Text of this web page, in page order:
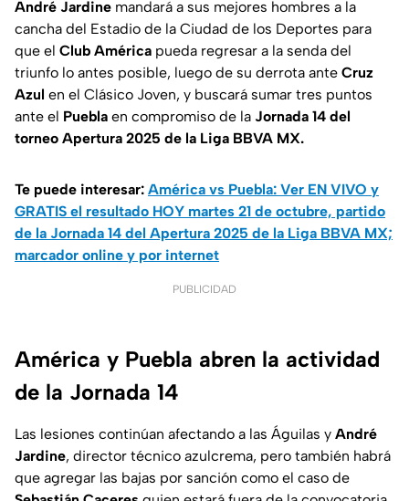
André Jardine mandará a sus mejores hombres a la
cancha del Estadio de la Ciudad de los Deportes para
que el Club América pueda regresar a la senda del
triunfo lo antes posible, luego de su derrota ante Cruz
Azul en el Clásico Joven, y buscará sumar tres puntos
ante el Puebla en compromiso de la Jornada 14 del
torneo Apertura 2025 de la Liga BBVA MX.
Te puede interesar: América vs Puebla: Ver EN VIVO y
GRATIS el resultado HOY martes 21 de octubre, partido
de la Jornada 14 del Apertura 2025 de la Liga BBVA MX;
marcador online y por internet
PUBLICIDAD
América y Puebla abren la actividad
de la Jornada 14
Las lesiones continúan afectando a las Águilas y André
Jardine, director técnico azulcrema, pero también habrá
que agregar las bajas por sanción como el caso de